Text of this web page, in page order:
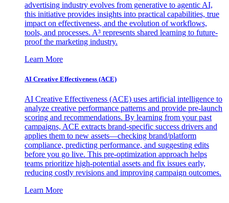
advertising industry evolves from generative to agentic AI,
this initiative provides insights into practical capabilities, true
impact on effectiveness, and the evolution of workflows,
tools, and processes. A³ represents shared learning to future-
proof the marketing industry.
Learn More
AI Creative Effectiveness (ACE)
AI Creative Effectiveness (ACE) uses artificial intelligence to
analyze creative performance patterns and provide pre-launch
scoring and recommendations. By learning from your past
campaigns, ACE extracts brand-specific success drivers and
applies them to new assets—checking brand/platform
compliance, predicting performance, and suggesting edits
before you go live. This pre-optimization approach helps
teams prioritize high-potential assets and fix issues early,
reducing costly revisions and improving campaign outcomes.
Learn More